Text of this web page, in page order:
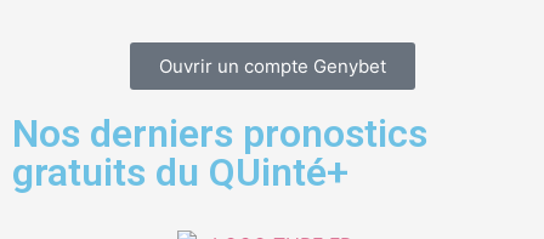
Ouvrir un compte Genybet
Nos derniers pronostics
gratuits du QUinté+